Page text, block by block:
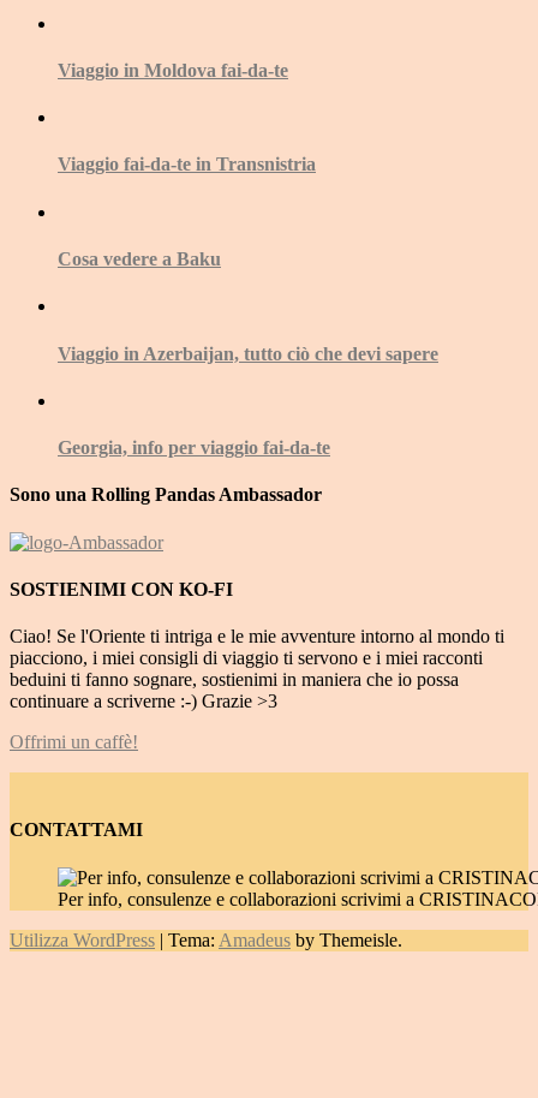
Viaggio in Moldova fai-da-te
Viaggio fai-da-te in Transnistria
Cosa vedere a Baku
Viaggio in Azerbaijan, tutto ciò che devi sapere
Georgia, info per viaggio fai-da-te
Sono una Rolling Pandas Ambassador
SOSTIENIMI CON KO-FI
Ciao! Se l'Oriente ti intriga e le mie avventure intorno al mondo ti
piacciono, i miei consigli di viaggio ti servono e i miei racconti
beduini ti fanno sognare, sostienimi in maniera che io possa
continuare a scriverne :-) Grazie >3
Offrimi un caffè!
CONTATTAMI
Per info, consulenze e collaborazioni scrivimi a
Utilizza WordPress | Tema: Amadeus by Themeisle.